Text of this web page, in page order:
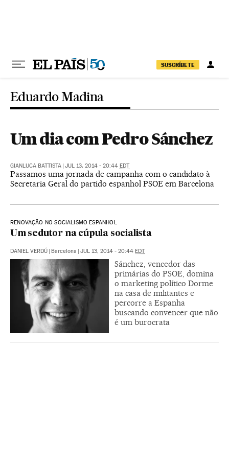
SUSCRÍBETE
Eduardo Madina
Um dia com Pedro Sánchez
GIANLUCA BATTISTA | JUL 13, 2014 - 20:44 EDT
Passamos uma jornada de campanha com o candidato à
Secretaria Geral do partido espanhol PSOE em Barcelona
RENOVAÇÃO NO SOCIALISMO ESPANHOL
Um sedutor na cúpula socialista
DANIEL VERDÚ | Barcelona | JUL 13, 2014 - 20:44 EDT
Sánchez, vencedor das
primárias do PSOE, domina
o marketing político Dorme
na casa de militantes e
percorre a Espanha
buscando convencer que não
é um burocrata